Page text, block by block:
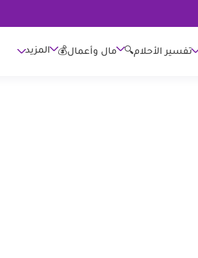
تفسير الأحلام🔍 مال وأعمال💰 المزيد